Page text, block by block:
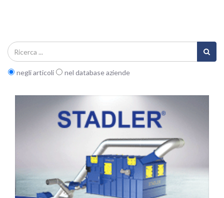
negli articoli nel database aziende